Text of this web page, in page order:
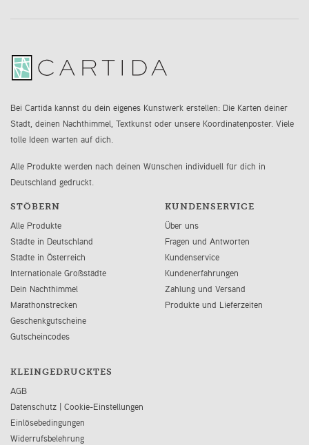
Bei Cartida kannst du dein eigenes Kunstwerk erstellen: Die Karten deiner
Stadt, deinen Nachthimmel, Textkunst oder unsere Koordinatenposter. Viele
tolle Ideen warten auf dich.
Alle Produkte werden nach deinen Wünschen individuell für dich in
Deutschland gedruckt.
STÖBERN
Alle Produkte
Städte in Deutschland
Städte in Österreich
Internationale Großstädte
Dein Nachthimmel
Marathonstrecken
Geschenkgutscheine
Gutscheincodes
KUNDENSERVICE
Über uns
Fragen und Antworten
Kundenservice
Kundenerfahrungen
Zahlung und Versand
Produkte und Lieferzeiten
KLEINGEDRUCKTES
AGB
Datenschutz | Cookie-Einstellungen
Einlösebedingungen
Widerrufsbelehrung